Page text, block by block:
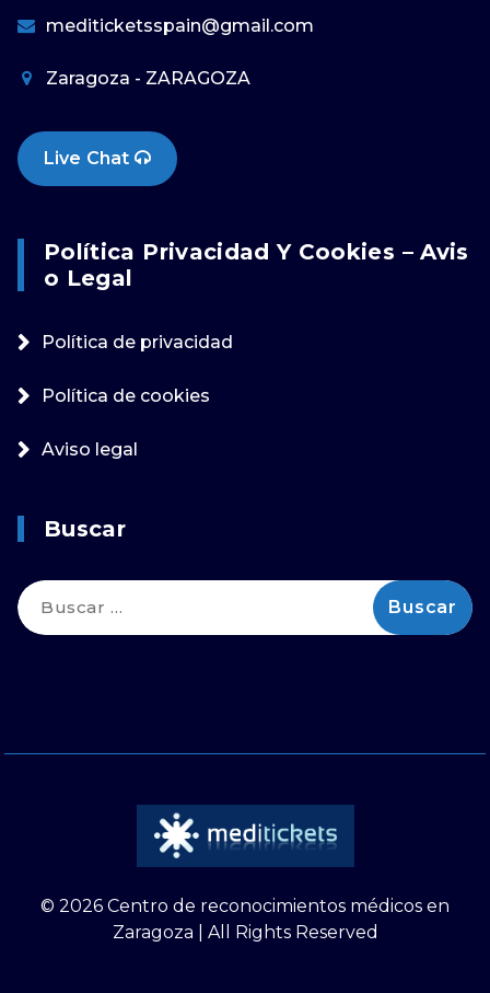
mediticketsspain@gmail.com
Zaragoza - ZARAGOZA
Live Chat
Política Privacidad Y Cookies – Avis
O Legal
Política de privacidad
Política de cookies
Aviso legal
Buscar
Buscar:
© 2026 Centro de reconocimientos médicos en
Zaragoza | All Rights Reserved